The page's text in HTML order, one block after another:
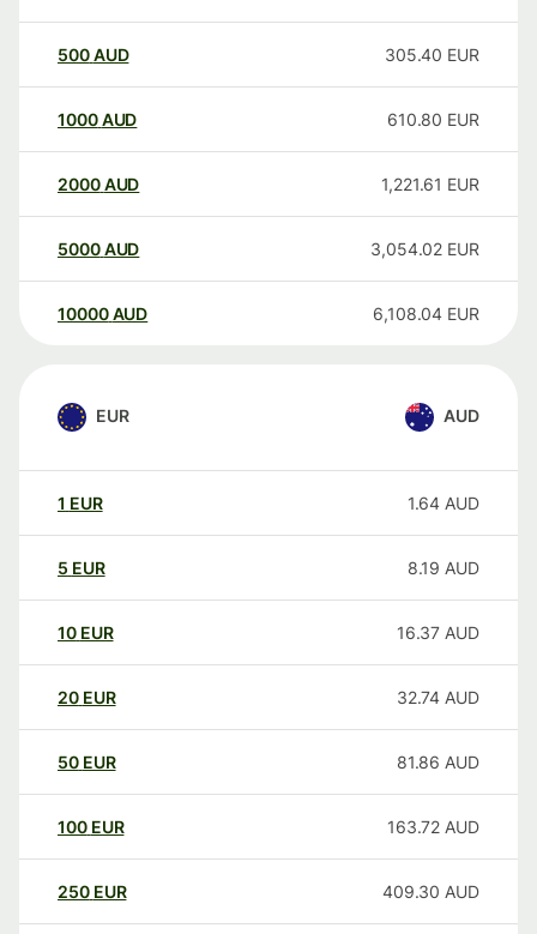
500AUD 305.40 EUR
1000AUD 610.80 EUR
2000AUD 1,221.61 EUR
5000AUD 3,054.02 EUR
10000 AUD 6,108.04 EUR
EUR AUD
1 EUR 1.64 AUD
5 EUR 8.19 AUD
10 EUR 16.37 AUD
20 EUR 32.74 AUD
50 EUR 81.86 AUD
100 EUR 163.72 AUD
250 EUR 409.30 AUD